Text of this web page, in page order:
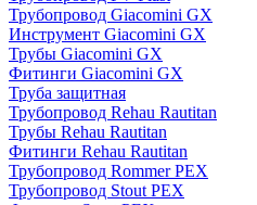
Трубопровод Giacomini GX
Инструмент Giacomini GX
Трубы Giacomini GX
Фитинги Giacomini GX
Труба защитная
Трубопровод Rehau Rautitan
Трубы Rehau Rautitan
Фитинги Rehau Rautitan
Трубопровод Rommer PEX
Трубопровод Stout PEX